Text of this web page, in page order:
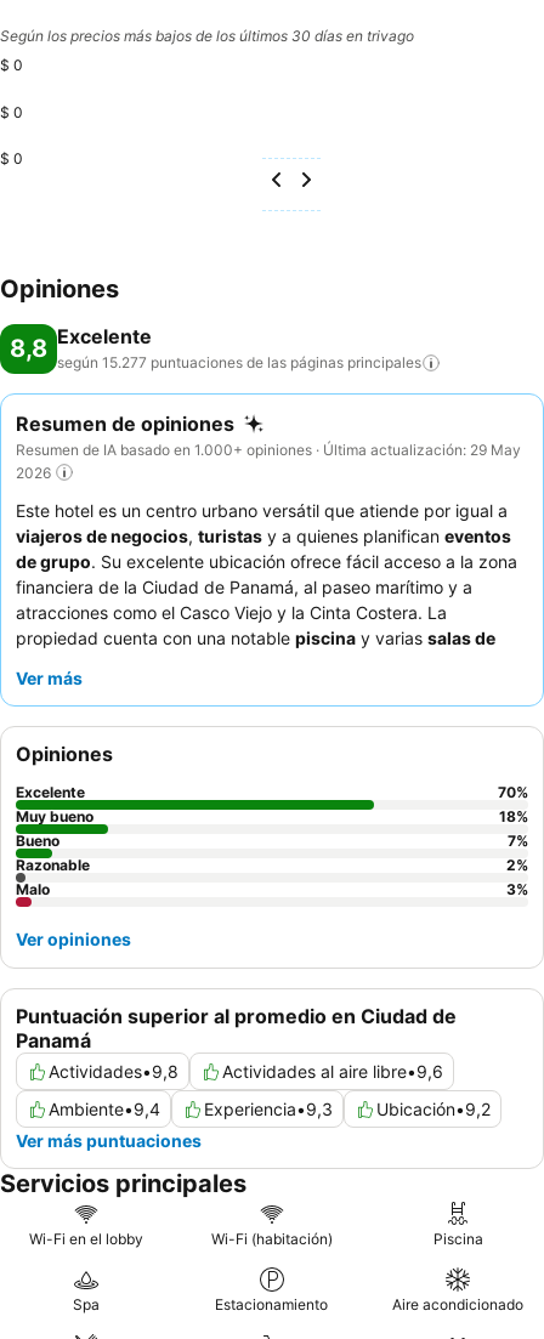
Según los precios más bajos de los últimos 30 días en trivago
$ 0
$ 0
$ 0
Opiniones
8,8 Excelente
según 15.277 puntuaciones de las páginas principales
Resumen de opiniones
Resumen de IA basado en 1.000+ opiniones · Última actualización: 29 May
2026
Este hotel es un centro urbano versátil que atiende por igual a
viajeros de negocios, turistas y a quienes planifican eventos
de grupo. Su excelente ubicación ofrece fácil acceso a la zona
financiera de la Ciudad de Panamá, al paseo marítimo y a
atracciones como el Casco Viejo y la Cinta Costera. La
propiedad cuenta con una notable piscina y varias salas de
elogian constantemente al personal amable y profesional, y el
frescas. Para disfrutar de la mejor experiencia, considere
solicitar una habitación en un piso alto para obtener
impresionantes vistas a la bahía o a la ciudad.
Ver más
Puntuación superior al promedio en Ciudad de
Panamá
Actividades•9,8 Actividades al aire libre•9,6
Ambiente•9,4 Experiencia•9,3 Ubicación•9,2
Ver más puntuaciones
Opiniones
Excelente 70%
Muy bueno
18%
Bueno
7%
Razonable
2%
Malo
3%
Ver opiniones
Servicios principales
Wi-Fi en el lobby Wi-Fi (habitación) Piscina
Spa Estacionamiento Aire acondicionado